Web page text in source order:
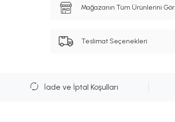
Mağazanın Tüm Ürünlerini Gör
Teslimat Seçenekleri
İade ve İptal Koşulları